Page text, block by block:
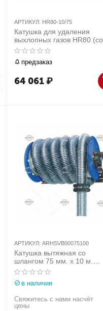
АРТИКУЛ: HR80-10/75
Катушка для удаления
выхлопных газов HR80 (со
шлангом 75 мм х 10 м)
предзаказ
64 061₽
АРТИКУЛ: ARHSVB00075100
Катушка вытяжная со
шлангом 75 мм. х 10 м.
Aerservice (Италия) арт.
ARHSVB00075100
в наличии
Свяжитесь с нами насчёт
цены